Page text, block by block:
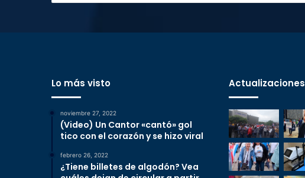
Lo más visto
noviembre 27, 2022
(Video) Un Cantor «cantó» gol
tico con el corazón y se hizo viral
febrero 26, 2022
¿Tiene billetes de algodón? Vea
Actualizaciones